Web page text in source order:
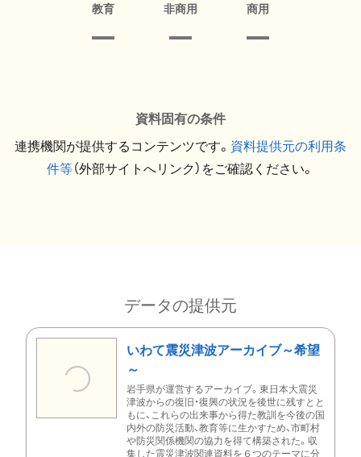
教育 非商用 商用
資料固有の条件
連携機関が提供するコンテンツです。 資料提供元の利用条
件等（外部サイトへリンク）をご確認ください。
データの提供元
いわて震災津波アーカイブ～希望
～
岩手県が運営するアーカイブ。東日本大震災
津波からの復旧・復興の状況を後世に残すとと
もに、これらの出来事から得た教訓を今後の国
内外の防災活動、教育等に生かすため、市町村
や防災関係機関の協力を得て構築された。収
集した震災津波関連資料を６つのテーマに分